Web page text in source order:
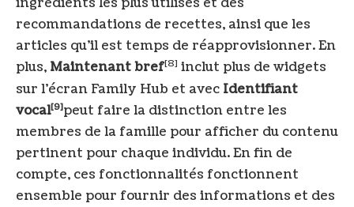
recommandations de recettes, ainsi que les
articles qu’il est temps de réapprovisionner. En
plus, Maintenant bref[8] inclut plus de widgets
sur l’écran Family Hub et avec Identifiant
vocal[9]peut faire la distinction entre les
membres de la famille pour afficher du contenu
pertinent pour chaque individu. En fin de
compte, ces fonctionnalités fonctionnent
ensemble pour fournir des informations et des